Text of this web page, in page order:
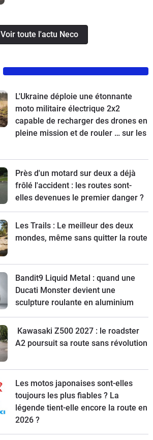
Voir toute l'actu Neco
L'Ukraine déploie une étonnante
moto militaire électrique 2x2
capable de recharger des drones en
pleine mission et de rouler … sur les
Près d'un motard sur deux a déjà
frôlé l'accident : les routes sont-
elles devenues le premier danger ?
Les Trails : Le meilleur des deux
mondes, même sans quitter la route
Bandit9 Liquid Metal : quand une
Ducati Monster devient une
sculpture roulante en aluminium
Kawasaki Z500 2027 : le roadster
A2 poursuit sa route sans révolution
Les motos japonaises sont-elles
toujours les plus fiables ? La
légende tient-elle encore la route en
2026 ?